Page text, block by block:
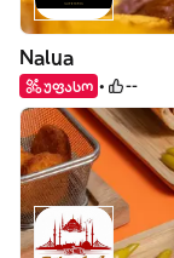
Nalua
უფასო --